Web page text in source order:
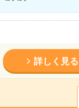
詳しく見る